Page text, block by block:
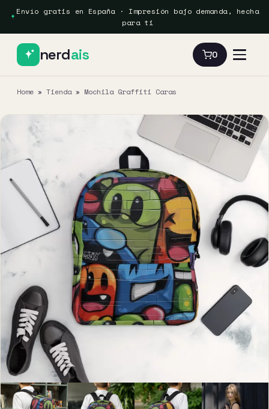
Envío gratis en España · Impresión bajo demanda, hecha
para ti
nerdais 0
Home » Tienda» Mochila Graffiti Caras